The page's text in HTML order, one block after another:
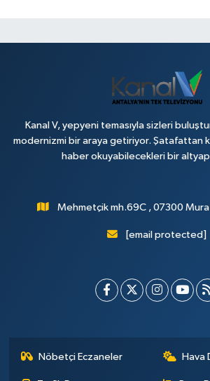
Kanal V, yepyeni temasıyla sizleri
modernizmi bir araya getiriyor. Şatafattan
haber okuyabilecekleri bir
Mehmetçik mh.69C , 07300
[email protected]
Nöbetçi Eczaneler Hava